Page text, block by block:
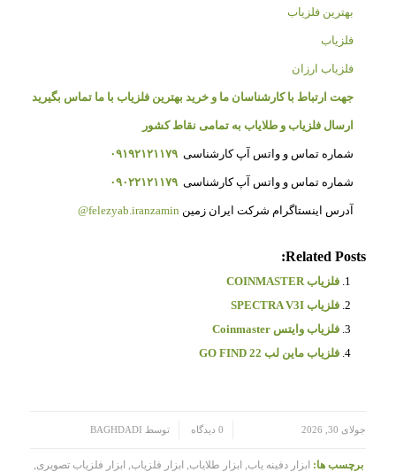
بهترین فلزیاب
فلزیاب
فلزیاب ارزان
جهت ارتباط با کارشناسان ما و خرید بهترین فلزیاب با ما تماس بگیرید
ارسال فلزیاب و طلایاب به تمامی نقاط کشور
شماره تماس و واتس آپ کارشناسی ۰۹۱۹۲۱۲۱۱۷۹
شماره تماس و واتس آپ کارشناسی ۰۹۰۲۲۱۲۱۱۷۹
آدرس اینستاگرام شرکت ایران زمین felezyab.iranzamin@
Related Posts:
فلزیاب COINMASTER
فلزیاب SPECTRA V3I
فلزیاب وایتس Coinmaster
فلزیاب ماین لب GO FIND 22
جولای 30, 2026 0 دیدگاه توسط BAGHDADI
برچسب ها: ابزار دفینه یاب, ابزار طلایاب, ابزار فلزیاب, ابزار فلزیاب تصویری,